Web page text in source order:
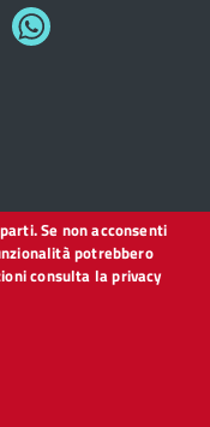
Collegamento
a
Se non acconsenti
potrebbero
consulta la privacy